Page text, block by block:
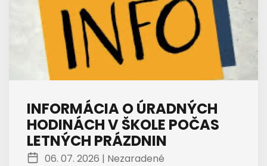
INFORMÁCIA O ÚRADNÝCH
HODINÁCH V ŠKOLE POČAS
LETNÝCH PRÁZDNIN
06. 07. 2026 | Nezaradené